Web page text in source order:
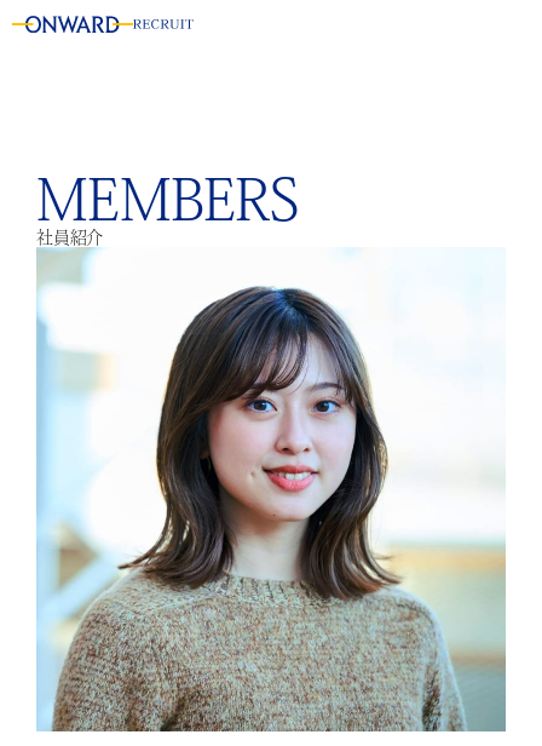
MEMBERS
社員紹介